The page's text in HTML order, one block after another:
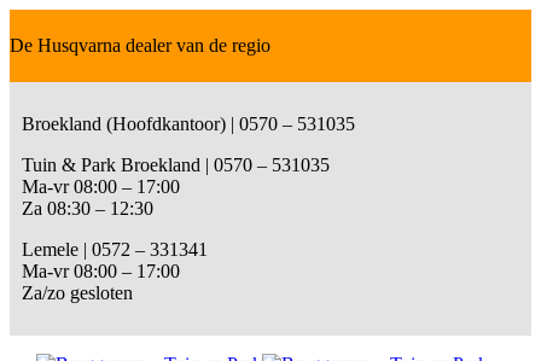
De Husqvarna dealer van de regio
Broekland (Hoofdkantoor) | 0570 – 531035
Tuin & Park Broekland | 0570 – 531035
Ma-vr 08:00 – 17:00
Za 08:30 – 12:30
Lemele | 0572 – 331341
Ma-vr 08:00 – 17:00
Za/zo gesloten